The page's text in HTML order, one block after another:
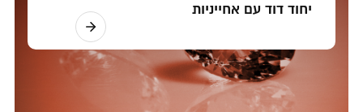
יחוד דוד עם אחייניות